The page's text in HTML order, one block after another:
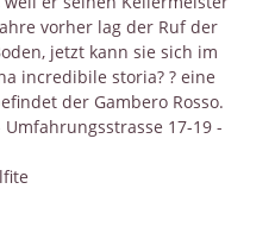
vorher lag der Ruf der
jetzt kann sie sich im
incredibile storia? ? eine
der Gambero Rosso.
17-19 -